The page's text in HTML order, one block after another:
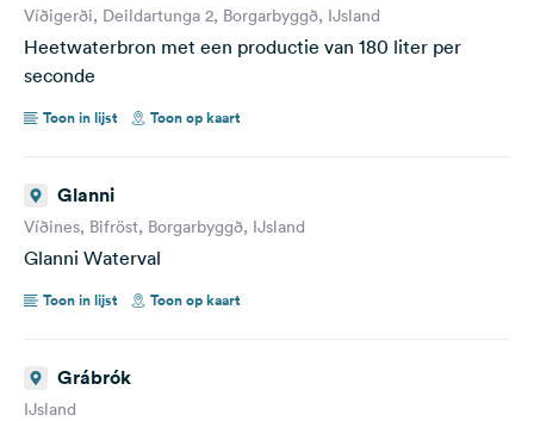
Víðigerði, Deildartunga 2, Borgarbyggð, IJsland
Heetwaterbron met een productie van 180 liter per
seconde
Toon in lijst Toon op kaart
Glanni
Víðines, Bifröst, Borgarbyggð, IJsland
Glanni Waterval
Toon in lijst Toon op kaart
Grábrók
IJsland